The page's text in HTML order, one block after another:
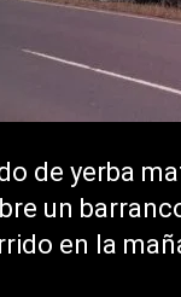
de yerba
un
en la